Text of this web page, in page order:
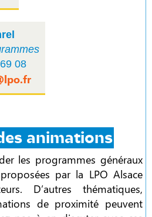
08
animations
les programmes généraux
par la LPO Alsace
D’autres thématiques,
de proximité peuvent